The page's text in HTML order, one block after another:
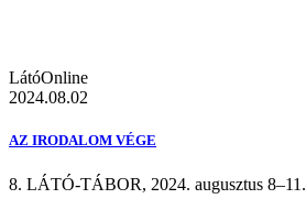
LátóOnline
2024.08.02
AZ IRODALOM VÉGE
8. LÁTÓ-TÁBOR, 2024. augusztus 8–11.